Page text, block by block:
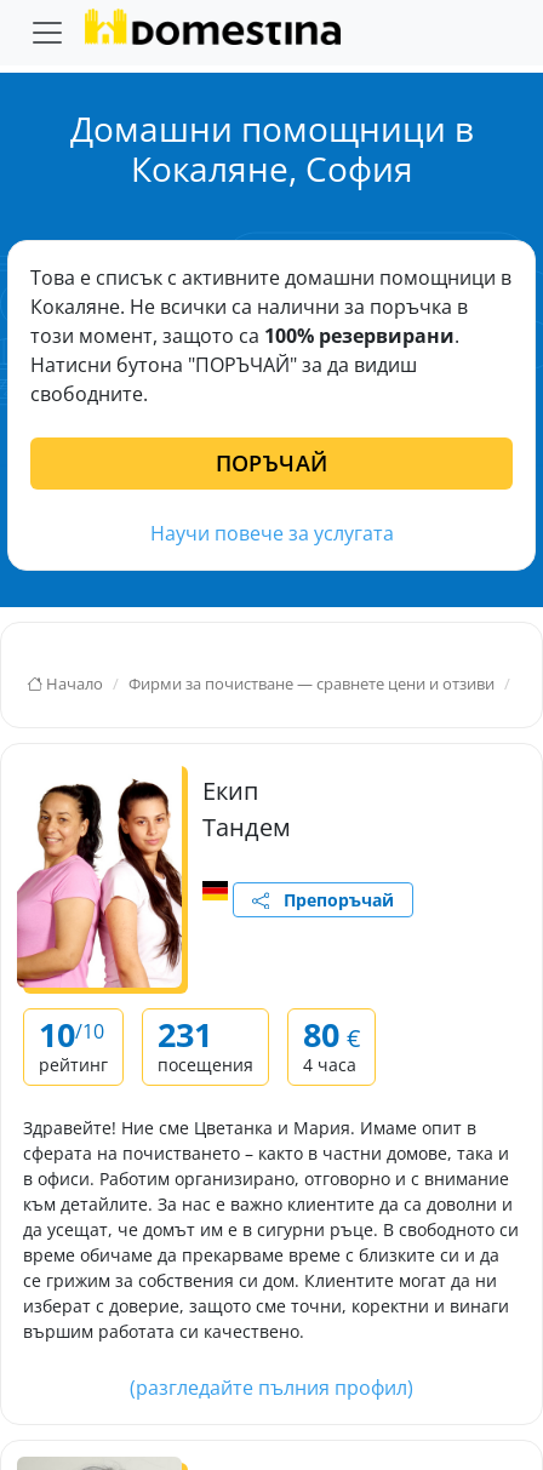
Домашни помощници в
Кокаляне, София
Това е списък с активните домашни помощници в
Кокаляне. Не всички са налични за поръчка в
този момент, защото са 100% резервирани.
Натисни бутона "ПОРЪЧАЙ" за да видиш
свободните.
ПОРЪЧАЙ
Научи повече за услугата
Начало Фирми за почистване — сравнете цени и отзиви
Екип
Тандем
Препоръчай
10/10
рейтинг
231
посещения
80 €
4 часа
Здравейте! Ние сме Цветанка и Мария. Имаме опит в
сферата на почистването – както в частни домове, така и
в офиси. Работим организирано, отговорно и с внимание
към детайлите. За нас е важно клиентите да са доволни и
да усещат, че домът им е в сигурни ръце. В свободното си
време обичаме да прекарваме време с близките си и да
се грижим за собствения си дом. Клиентите могат да ни
изберат с доверие, защото сме точни, коректни и винаги
вършим работата си качествено.
(разгледайте пълния профил)